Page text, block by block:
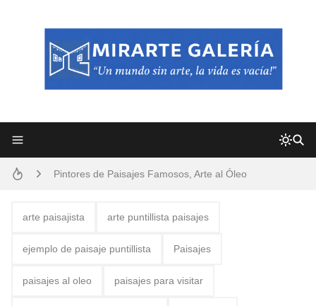
Pintores de Paisajes Famosos, Arte al Óleo
arte paisajista arte puntillista paisajes
ejemplo de paisaje puntillista Paisajes
paisajes al oleo paisajes para visitar